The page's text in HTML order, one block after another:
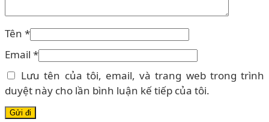
Tên *
Email *
Lưu tên của tôi, email, và trang web trong trình
duyệt này cho lần bình luận kế tiếp của tôi.